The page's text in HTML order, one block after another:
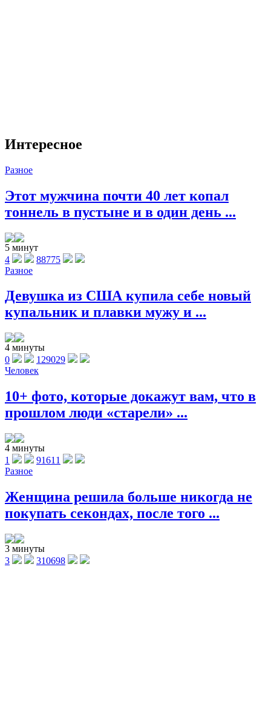
Интересное
Разное
Этот мужчина почти 40 лет копал
тоннель в пустыне и в один день ...
5 минут
4
88775
Разное
Девушка из США купила себе новый
купальник и плавки мужу и ...
4 минуты
0
129029
Человек
10+ фото, которые докажут вам, что в
прошлом люди «старели» ...
4 минуты
1
91611
Разное
Женщина решила больше никогда не
покупать секондах, после того ...
3 минуты
3
310698